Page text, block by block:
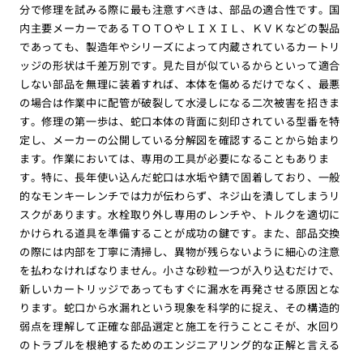
分で修理を試みる際に最も注意すべきは、部品の適合性です。国
内主要メーカーであるＴＯＴＯやＬＩＸＩＬ、ＫＶＫなどの製品
であっても、製造年やシリーズによって内蔵されているカートリ
ッジの形状は千差万別です。見た目が似ているからといって適合
しない部品を無理に装着すれば、本体を傷めるだけでなく、最悪
の場合は作業中に配管が破裂して水浸しになる二次被害を招きま
す。修理の第一歩は、蛇口本体の背面に刻印されている型番を特
定し、メーカーの公開している分解図を確認することから始まり
ます。作業においては、専用の工具が必要になることもありま
す。特に、長年使い込んだ蛇口は水垢や錆で固着しており、一般
的なモンキーレンチでは力が伝わらず、ネジ山を潰してしまうリ
スクがあります。水栓取り外し専用のレンチや、トルクを適切に
かけられる道具を準備することが成功の鍵です。また、部品交換
の際には内部を丁寧に清掃し、異物が残らないように細心の注意
を払わなければなりません。小さな砂粒一つが入り込むだけで、
新しいカートリッジであってもすぐに漏水を再発させる原因とな
ります。蛇口から水漏れという現象を科学的に捉え、その構造的
弱点を理解して正確な部品選定と施工を行うことこそが、水回り
のトラブルを根絶するためのエンジニアリング的な正解と言える